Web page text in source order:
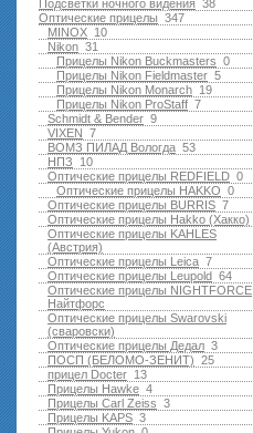
38
Подсветки ночного видения
347
Оптические прицелы
10
MINOX
31
Nikon
0
Прицелы Nikon Buckmasters
5
Прицелы Nikon Fieldmaster
19
Прицелы Nikon Monarch
7
Прицелы Nikon ProStaff
9
Schmidt & Bender
7
VIXEN
53
ВОМЗ ПИЛАД Вологда
10
НПЗ
0
Оптические прицелы REDFIELD
0
Оптические прицелы HAKKO
7
Оптические прицелы BURRIS
Оптические прицелы Hakko (Хакко)
Оптические прицелы KAHLES
(Австрия)
7
Оптические прицелы Leica
64
Оптические прицелы Leupold
Оптические прицелы NIGHTFORCE
Найтфорс
Оптические прицелы Swarovski
(сваровски)
3
Оптические прицелы Дедал
25
ПОСП (БЕЛОМО-ЗЕНИТ)
13
прицел Docter
4
Прицелы Hawke
3
Прицелы Carl Zeiss
3
Прицелы KAPS